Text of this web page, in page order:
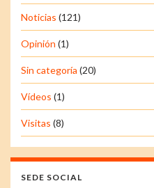
Noticias (121)
Opinión (1)
Sin categoría (20)
Vídeos (1)
Visitas (8)
SEDE SOCIAL